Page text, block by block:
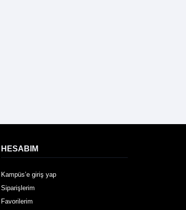
HESABIM
Kampüs’e giriş yap
Siparişlerim
Favorilerim